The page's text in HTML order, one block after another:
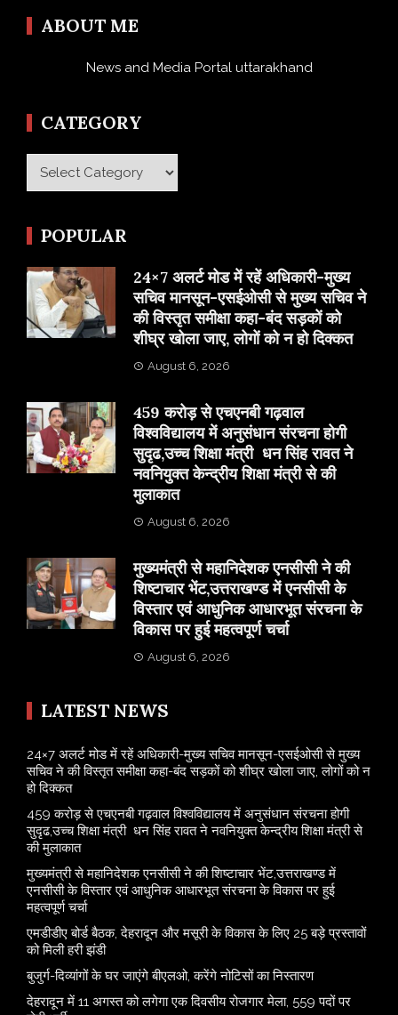
ABOUT ME
News and Media Portal uttarakhand
CATEGORY
Category
POPULAR
24×7 अलर्ट मोड में रहें अधिकारी-मुख्य
सचिव मानसून-एसईओसी से मुख्य सचिव ने
की विस्तृत समीक्षा कहा-बंद सड़कों को
शीघ्र खोला जाए, लोगों को न हो दिक्कत
August 6, 2026
459 करोड़ से एचएनबी गढ़वाल
विश्वविद्यालय में अनुसंधान संरचना होगी
सुदृढ,उच्च शिक्षा मंत्री धन सिंह रावत ने
नवनियुक्त केन्द्रीय शिक्षा मंत्री से की
मुलाकात
August 6, 2026
मुख्यमंत्री से महानिदेशक एनसीसी ने की
शिष्टाचार भेंट,उत्तराखण्ड में एनसीसी के
विस्तार एवं आधुनिक आधारभूत संरचना के
विकास पर हुई महत्वपूर्ण चर्चा
August 6, 2026
LATEST NEWS
24×7 अलर्ट मोड में रहें अधिकारी-मुख्य सचिव मानसून-एसईओसी से मुख्य
सचिव ने की विस्तृत समीक्षा कहा-बंद सड़कों को शीघ्र खोला जाए, लोगों को न
हो दिक्कत
459 करोड़ से एचएनबी गढ़वाल विश्वविद्यालय में अनुसंधान संरचना होगी
सुदृढ,उच्च शिक्षा मंत्री धन सिंह रावत ने नवनियुक्त केन्द्रीय शिक्षा मंत्री से
की मुलाकात
मुख्यमंत्री से महानिदेशक एनसीसी ने की शिष्टाचार भेंट,उत्तराखण्ड में
एनसीसी के विस्तार एवं आधुनिक आधारभूत संरचना के विकास पर हुई
महत्वपूर्ण चर्चा
एमडीडीए बोर्ड बैठक, देहरादून और मसूरी के विकास के लिए 25 बड़े प्रस्तावों
को मिली हरी झंडी
बुजुर्ग-दिव्यांगों के घर जाएंगे बीएलओ, करेंगे नोटिसों का निस्तारण
​देहरादून में 11 अगस्त को लगेगा एक दिवसीय रोजगार मेला, 559 पदों पर